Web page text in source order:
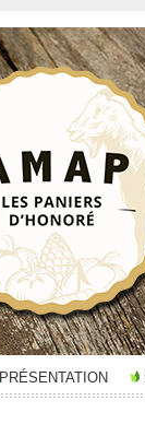
PRÉSENTATION